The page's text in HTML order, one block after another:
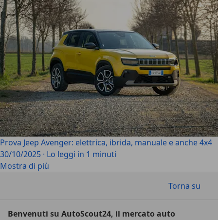
Prova Jeep Avenger: elettrica, ibrida, manuale e anche 4x4
30/10/2025 · Lo leggi in 1 minuti
Mostra di più
Torna su
Benvenuti su AutoScout24, il mercato auto